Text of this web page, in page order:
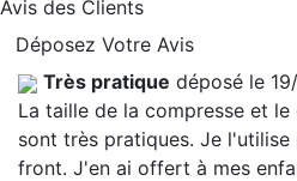
Avis des Clients
Déposez Votre Avis
Très pratique déposé le
La taille de la compresse et
sont très pratiques. Je
front. J'en ai offert à mes